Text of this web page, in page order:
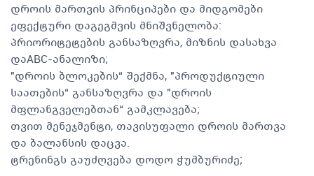
დროის მართვის პრინციპები და მიდგომები
ეფექტური დაგეგმვის მნიშვნელობა:
პრიორიტეტების განსაზღვრა, მიზნის დასახვა
დაABC-ანალიზი;
"დროის ბლოკების“ შექმნა, "პროდუქტიული
საათების“ განსაზღვრა და "დროის
მფლანგველებთან“ გამკლავება;
თვით მენეჯმენტი, თავისუფალი დროის მართვა
და ბალანსის დაცვა.
ტრენინგს გაუძღვება დოდო ჭუმბურიძე;